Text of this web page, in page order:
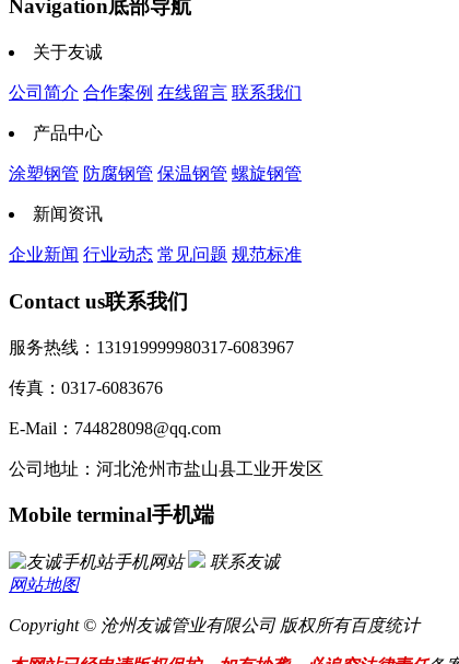
Navigation底部导航
关于友诚
公司简介 合作案例 在线留言 联系我们
产品中心
涂塑钢管 防腐钢管 保温钢管 螺旋钢管
新闻资讯
企业新闻 行业动态 常见问题 规范标准
Contact us联系我们
服务热线：131919999980317-6083967
传真：0317-6083676
E-Mail：744828098@qq.com
公司地址：河北沧州市盐山县工业开发区
Mobile terminal手机端
手机网站
联系友诚
网站地图
Copyright © 沧州友诚管业有限公司 版权所有百度统计